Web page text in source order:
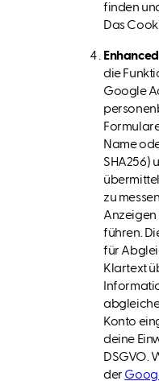
finden
Das
die
Google
Name
SHA256)
zu
führen.
für
Klartext
Konto
deine
DSGVO.
der